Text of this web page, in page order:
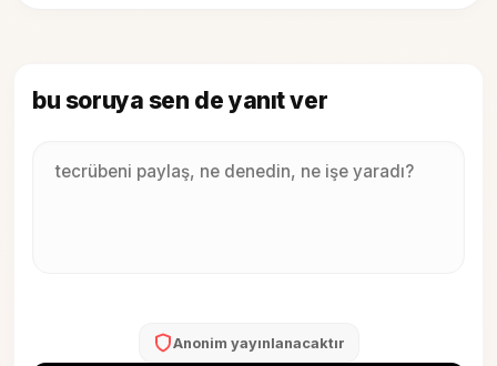
bu soruya sen de yanıt ver
Anonim yayınlanacaktır